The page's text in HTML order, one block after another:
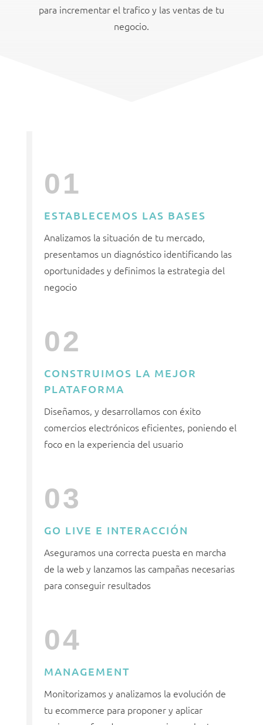
para incrementar el trafico y las ventas de tu
negocio.
01
ESTABLECEMOS LAS BASES
Analizamos la situación de tu mercado,
presentamos un diagnóstico identificando las
oportunidades y definimos la estrategia del
negocio
02
CONSTRUIMOS LA MEJOR
PLATAFORMA
Diseñamos, y desarrollamos con éxito
comercios electrónicos eficientes, poniendo el
foco en la experiencia del usuario
03
GO LIVE E INTERACCIÓN
Aseguramos una correcta puesta en marcha
de la web y lanzamos las campañas necesarias
para conseguir resultados
04
MANAGEMENT
Monitorizamos y analizamos la evolución de
tu ecommerce para proponer y aplicar